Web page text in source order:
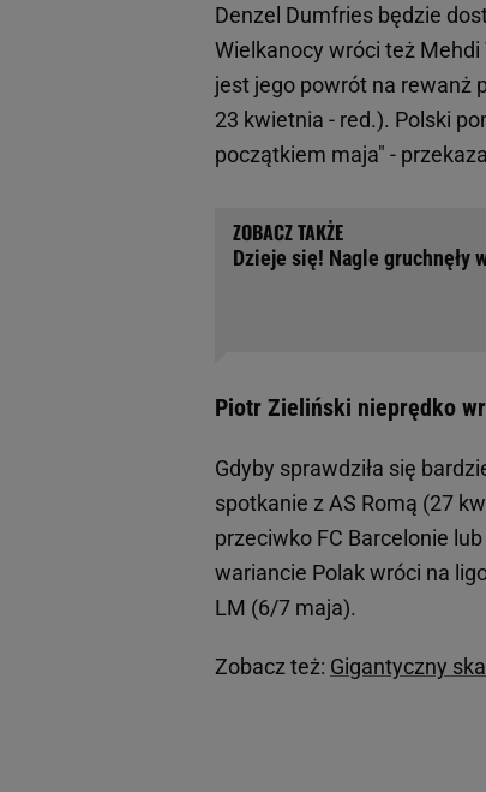
Denzel Dumfries będzie
Wielkanocy wróci też
jest jego powrót na rewanż
23 kwietnia - red.). Polski
początkiem maja" -
Dzieje się! Nagle gruchnęły
Piotr Zieliński nieprędko
Gdyby sprawdziła się
spotkanie z AS Romą (27
przeciwko FC Barcelonie
wariancie Polak wróci na
LM (6/7 maja).
Zobacz też: Gigantyczny